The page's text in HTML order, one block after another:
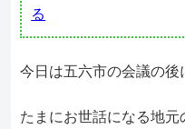
る
今日は五六市の会議の後
たまにお世話になる地